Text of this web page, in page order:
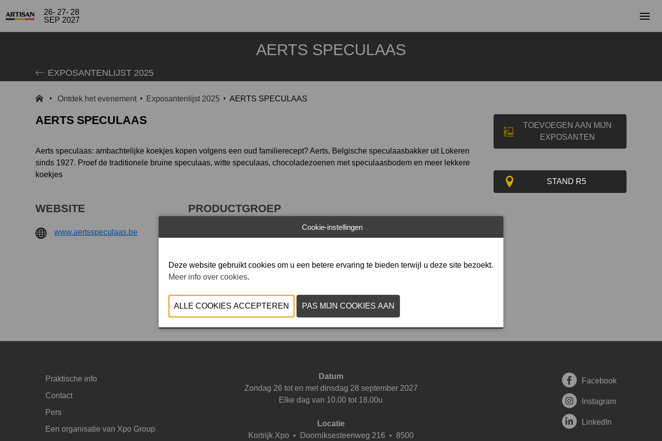
26- 27- 28
SEP 2027
AERTS SPECULAAS
EXPOSANTENLIJST 2025
Ontdek het evenement Exposantenlijst 2025 AERTS SPECULAAS
AERTS SPECULAAS
TOEVOEGEN AAN MIJN
EXPOSANTEN
STAND R5
Aerts speculaas: ambachtelijke koekjes kopen volgens een oud familierecept? Aerts, Belgische speculaasbakker uit Lokeren
sinds 1927. Proef de traditionele bruine speculaas, witte speculaas, chocoladezoenen met speculaasbodem en meer lekkere
koekjes
WEBSITE
www.aertsspeculaas.be
PRODUCTGROEP
Praktische info
Contact
Pers
Een organisatie van Xpo Group
Datum
Zondag 26 tot en met dinsdag 28 september 2027
Elke dag van 10.00 tot 18.00u
Locatie
Kortrijk Xpo • Doorniksesteenweg 216 • 8500
Facebook
Instagram
LinkedIn
Cookie-instellingen
Deze website gebruikt cookies om u een betere ervaring te bieden terwijl u deze site bezoekt.
Meer info over cookies.